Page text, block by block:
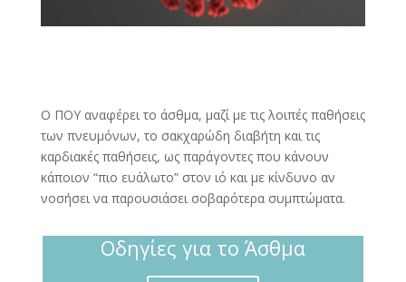
Ο ΠΟΥ αναφέρει το άσθμα, μαζί με τις λοιπές παθήσεις
των πνευμόνων, το σακχαρώδη διαβήτη και τις
καρδιακές παθήσεις, ως παράγοντες που κάνουν
κάποιον “πιο ευάλωτo” στον ιό και με κίνδυνο αν
νοσήσει να παρουσιάσει σοβαρότερα συμπτώματα.
Οδηγίες για το Άσθμα